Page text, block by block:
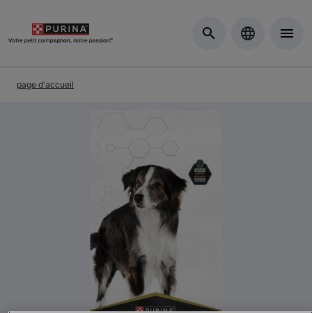
page d'accueil